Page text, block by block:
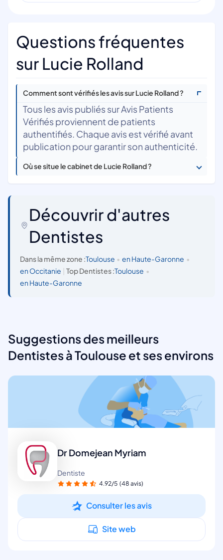
Questions fréquentes
sur Lucie Rolland
Comment sont vérifiés les avis sur Lucie Rolland ?
Tous les avis publiés sur Avis Patients
Vérifiés proviennent de patients
authentifiés. Chaque avis est vérifié avant
publication pour garantir son authenticité.
Où se situe le cabinet de Lucie Rolland ?
Découvrir d'autres
Dentistes
Dans la même zone :Toulouse • en Haute-Garonne •
en Occitanie
Top Dentistes :Toulouse •
en Haute-Garonne
Suggestions des meilleurs
Dentistes à Toulouse et ses environs
Dr Domejean Myriam
Dentiste
4.92/5 (48 avis)
Consulter les avis
Site web